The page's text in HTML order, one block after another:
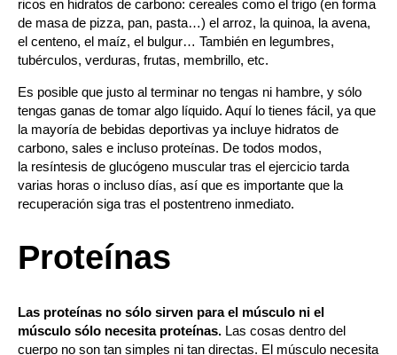
ricos en hidratos de carbono: cereales como el trigo (en forma
de masa de pizza, pan, pasta…) el arroz, la quinoa, la avena,
el centeno, el maíz, el bulgur… También en legumbres,
tubérculos, verduras, frutas, membrillo, etc.
Es posible que justo al terminar no tengas ni hambre, y sólo
tengas ganas de tomar algo líquido. Aquí lo tienes fácil, ya que
la mayoría de bebidas deportivas ya incluye hidratos de
carbono, sales e incluso proteínas. De todos modos,
la resíntesis de glucógeno muscular tras el ejercicio tarda
varias horas o incluso días, así que es importante que la
recuperación siga tras el postentreno inmediato.
Proteínas
Las proteínas no sólo sirven para el músculo ni el
músculo sólo necesita proteínas. Las cosas dentro del
cuerpo no son tan simples ni tan directas. El músculo necesita